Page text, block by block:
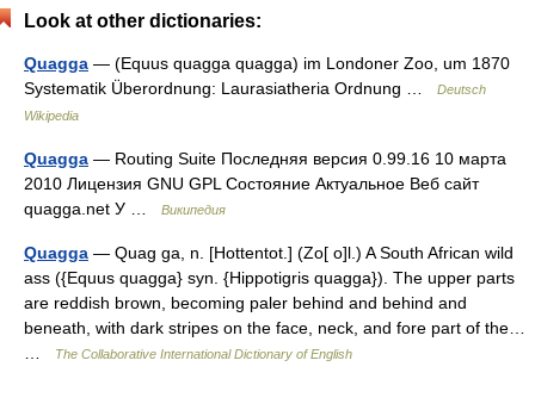
Look at other dictionaries:
Quagga — (Equus quagga quagga) im Londoner Zoo, um 1870
Systematik Überordnung: Laurasiatheria Ordnung …
Deutsch
Wikipedia
Quagga — Routing Suite Последняя версия 0.99.16 10 марта
2010 Лицензия GNU GPL Состояние Актуальное Веб сайт
quagga.net У …
Википедия
Quagga — Quag ga, n. [Hottentot.] (Zo[ o]l.) A South African wild
ass ({Equus quagga} syn. {Hippotigris quagga}). The upper parts
are reddish brown, becoming paler behind and behind and
beneath, with dark stripes on the face, neck, and fore part of the…
The Collaborative International Dictionary of English